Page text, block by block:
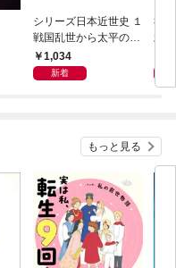
シリーズ日本近世史 １
戦国乱世から太平の世
へ1,034
新着
社
頼
もっと見る